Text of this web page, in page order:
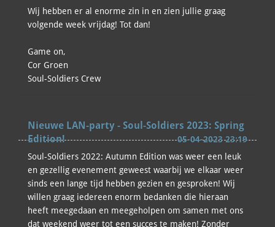
Wij hebben er al enorme zin in en zien jullie graag
volgende week vrijdag! Tot dan!
Game on,
Cor Groen
Soul-Soldiers Crew
Nieuwe LAN-party - Soul-Soldiers 2023: Spring
Edition!
05-04-2023 23:19
Soul-Soldiers 2022: Autumn Edition was weer een leuk
en gezellig evenement geweest waarbij we elkaar weer
sinds een lange tijd hebben gezien en gesproken! Wij
willen graag iedereen enorm bedanken die hieraan
heeft meegedaan en meegeholpen om samen met ons
dat weekend weer tot een succes te maken! Zonder